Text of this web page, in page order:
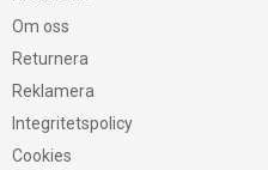
Om oss
Returnera
Reklamera
Integritetspolicy
Cookies